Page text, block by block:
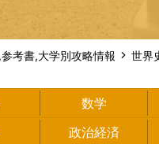
考書,大学別攻略情報 世界
数学
政治経済